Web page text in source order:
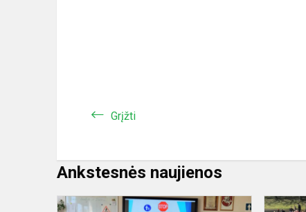
Grįžti
Ankstesnės naujienos